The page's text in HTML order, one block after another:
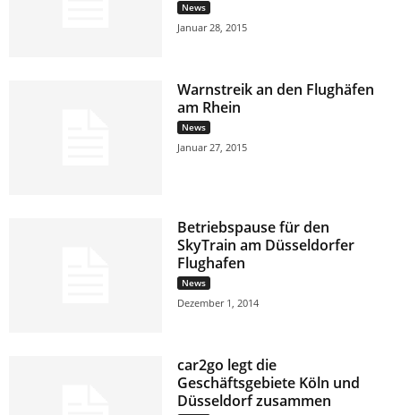
News
Januar 28, 2015
Warnstreik an den Flughäfen
am Rhein
News
Januar 27, 2015
Betriebspause für den
SkyTrain am Düsseldorfer
Flughafen
News
Dezember 1, 2014
car2go legt die
Geschäftsgebiete Köln und
Düsseldorf zusammen